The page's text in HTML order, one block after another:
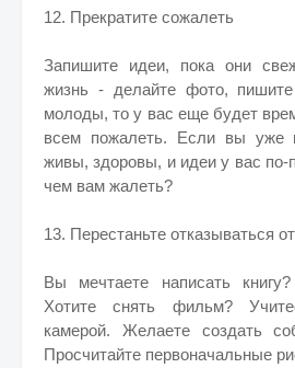
12. Прекратите сожалеть
Запишите идеи, пока они
жизнь - делайте фото,
молоды, то у вас еще будет
всем пожалеть. Если вы уже
живы, здоровы, и идеи у вас по-
чем вам жалеть?
13. Перестаньте отказываться
Вы мечтаете написать
Хотите снять фильм?
камерой. Желаете создать
Просчитайте первоначальные